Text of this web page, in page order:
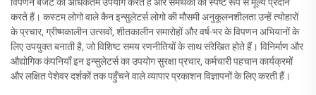
करते हैं। कस्टम लोगो वाले कैन इन्सुलेटर्स लोगो की मौसमी अनुकूलनशीलता उन्हें त्योहारों
के प्रचार, ग्रीष्मकालीन उत्सवों, शीतकालीन समारोहों और वर्ष-भर के विपणन अभियानों के
लिए उपयुक्त बनाती है, जो विशिष्ट समय रणनीतियों के साथ संरेखित होते हैं। विनिर्माण और
औद्योगिक कंपनियाँ इन इन्सुलेटर्स का उपयोग सुरक्षा प्रचार, कर्मचारी पहचान कार्यक्रमों
और लक्षित पेशेवर दर्शकों तक पहुँचने वाले व्यापार प्रकाशन विज्ञापनों के लिए करती हैं।